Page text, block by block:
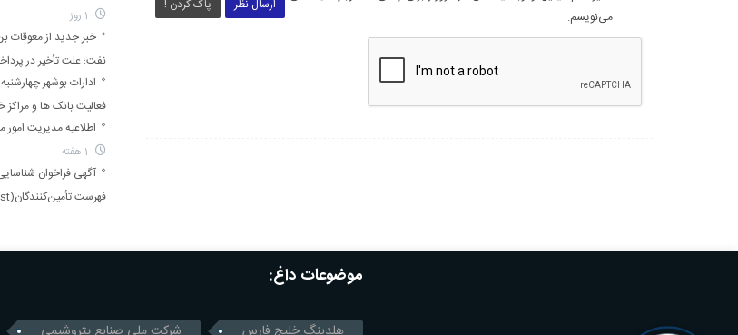
ارسال نظر پاک کردن !
می‌نویسم.
خبر جدید از معوقات
نفت؛ علت تأخیر در
فعالیت بانک ها و مراکز
اطلاعیه مدیریت
آگهی فراخوان
فهرست تأمین‌کنندگان(Vendor List)
موضوعات داغ: